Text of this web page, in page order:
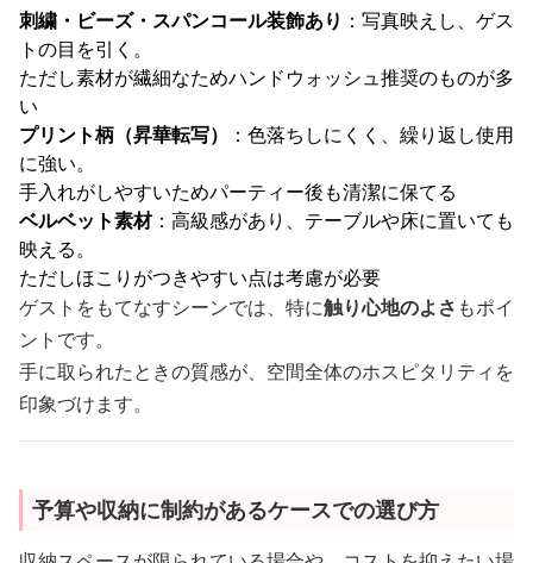
刺繍・ビーズ・スパンコール装飾あり ：写真映えし、ゲス
トの目を引く。
ただし素材が繊細なためハンドウォッシュ推奨のものが多
い
プリント柄（昇華転写）
：色落ちしにくく、繰り返し使用
に強い。
手入れがしやすいためパーティー後も清潔に保てる
ベルベット素材：高級感があり、テーブルや床に置いても
映える。
ただしほこりがつきやすい点は考慮が必要
ゲストをもてなすシーンでは、特に触り心地のよさ もポイ
ントです。
手に取られたときの質感が、空間全体のホスピタリティを
印象づけます。
予算や収納に制約があるケースでの選び方